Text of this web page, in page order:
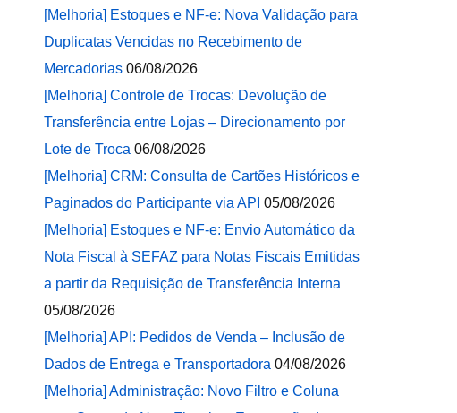
[Melhoria] Estoques e NF-e: Nova Validação para
Duplicatas Vencidas no Recebimento de
Mercadorias 06/08/2026
[Melhoria] Controle de Trocas: Devolução de
Transferência entre Lojas – Direcionamento por
Lote de Troca 06/08/2026
[Melhoria] CRM: Consulta de Cartões Históricos e
Paginados do Participante via API 05/08/2026
[Melhoria] Estoques e NF-e: Envio Automático da
Nota Fiscal à SEFAZ para Notas Fiscais Emitidas
a partir da Requisição de Transferência Interna
05/08/2026
[Melhoria] API: Pedidos de Venda – Inclusão de
Dados de Entrega e Transportadora 04/08/2026
[Melhoria] Administração: Novo Filtro e Coluna